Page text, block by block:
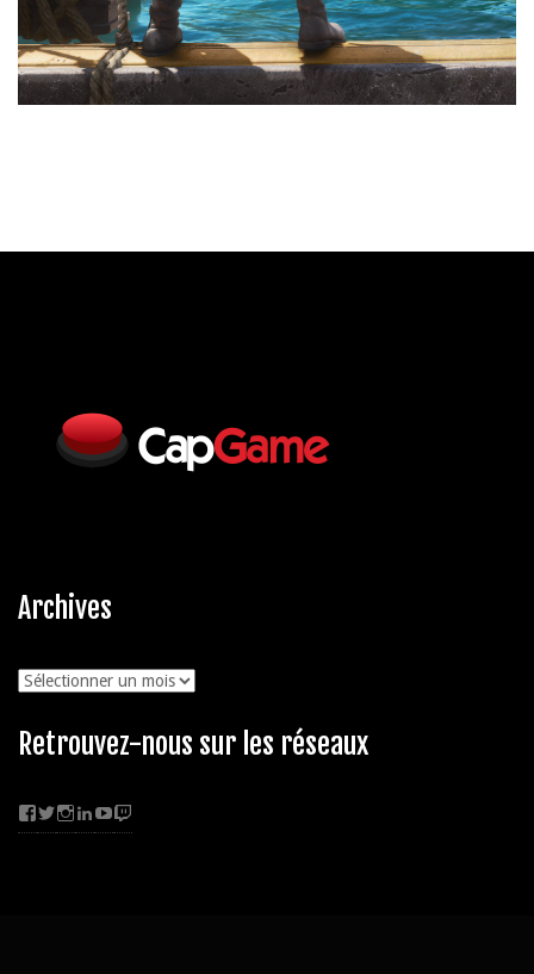
Archives
Archives
Retrouvez-nous sur les réseaux
Facebook
Twitter
Instagram
LinkedIn
YouTube